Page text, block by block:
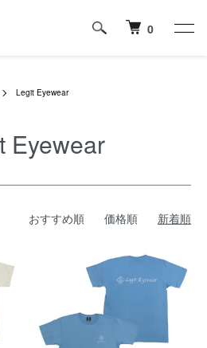
0
Legit Eyewear
Eyewear
おすすめ順 価格順 新着順